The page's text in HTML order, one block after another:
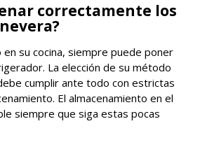
correctamente los
en su cocina, siempre puede poner
La elección de su método
cumplir ante todo con estrictas
El almacenamiento en el
siempre que siga estas pocas